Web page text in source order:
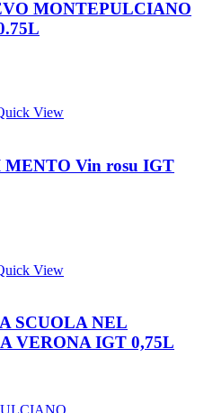
MONTEPULCIANO
View
MENTO Vin rosu IGT
View
SCUOLA NEL
VERONA IGT 0,75L